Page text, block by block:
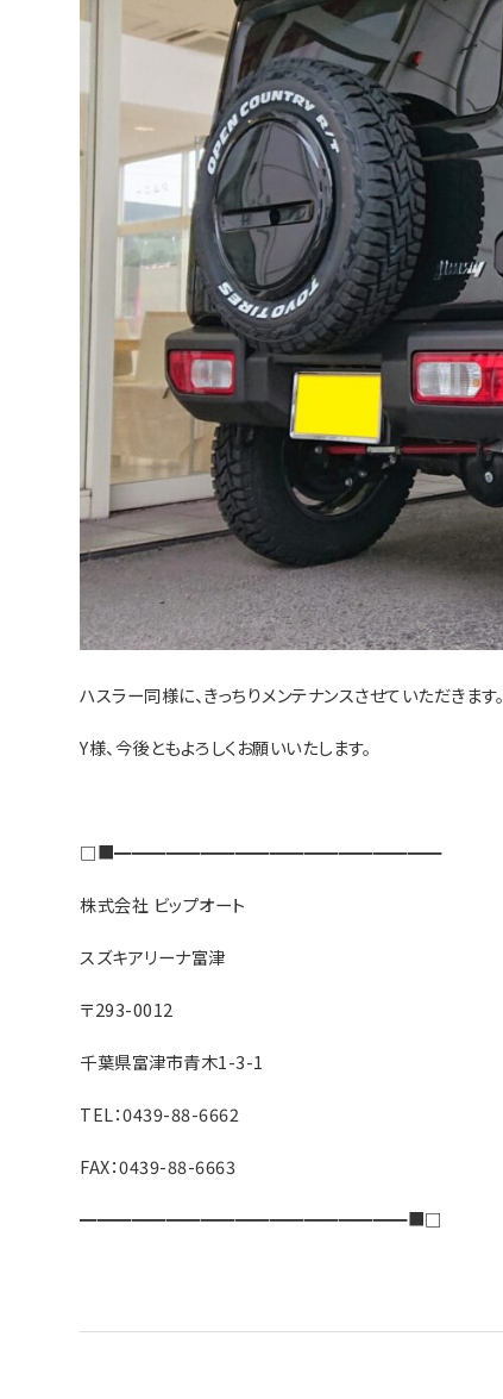
ハスラー同様に、きっちりメンテナンスさせていただきます。
Y様、今後ともよろしくお願いいたします。
□■━━━━━━━━━━━━━━━━━━━
株式会社 ビップオート
スズキアリーナ富津
〒293-0012
千葉県富津市青木1-3-1
TEL：0439-88-6662
FAX：0439-88-6663
━━━━━━━━━━━━━━━━━━━■□